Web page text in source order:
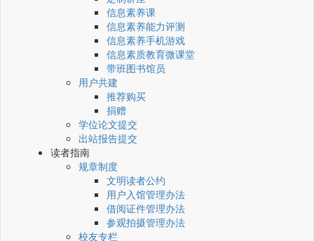
信息素养课
信息素养能力评测
信息素养手机游戏
信息素质教育微课堂
带班图书馆员
用户共建
推荐购买
捐赠
学位论文提交
出站报告提交
读者指南
规章制度
文明读者公约
用户入馆管理办法
借阅证件管理办法
参观拍摄管理办法
校友专栏